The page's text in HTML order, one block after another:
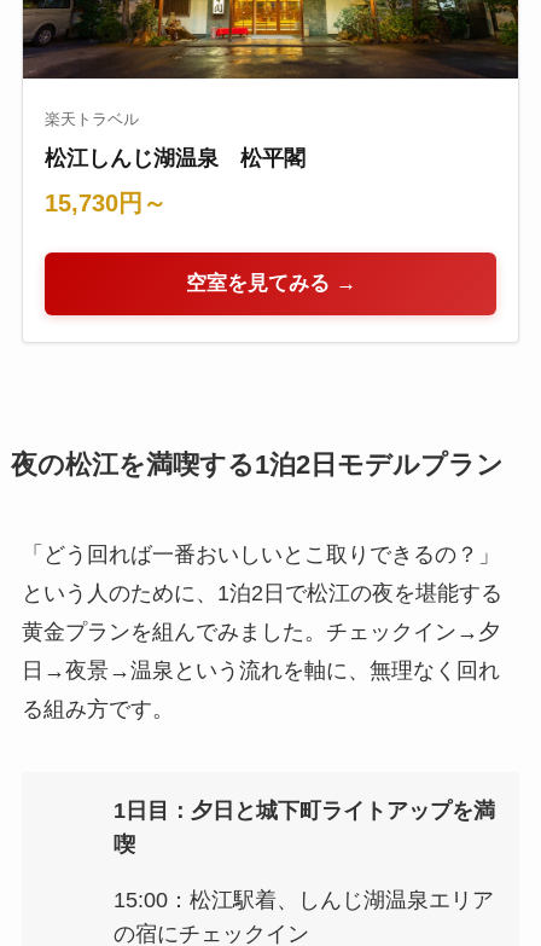
楽天トラベル
松江しんじ湖温泉 松平閣
15,730円～
空室を見てみる →
夜の松江を満喫する1泊2日モデルプラン
「どう回れば一番おいしいとこ取りできるの？」
という人のために、1泊2日で松江の夜を堪能する
黄金プランを組んでみました。チェックイン→夕
日→夜景→温泉という流れを軸に、無理なく回れ
る組み方です。
1日目：夕日と城下町ライトアップを満
喫
15:00：松江駅着、しんじ湖温泉エリア
の宿にチェックイン